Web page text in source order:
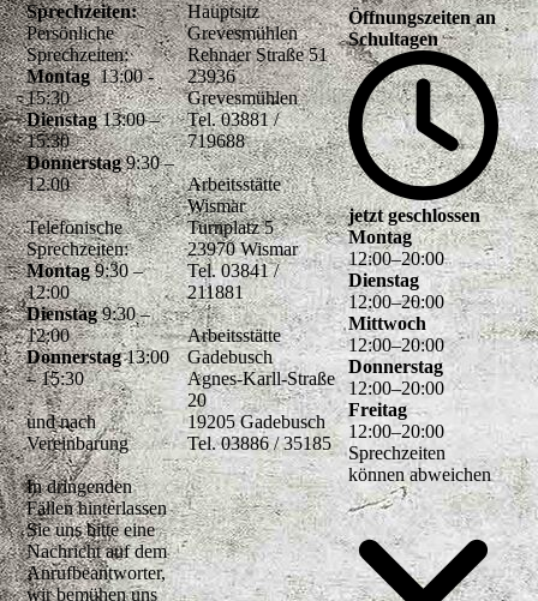
Sprechzeiten:
Persönliche
Sprechzeiten:
Montag13:00 -
15:30
Dienstag13:00 –
15:30
Donnerstag9:30 –
12.00
Telefonische
Sprechzeiten:
Montag9:30 –
12:00
Dienstag9:30 –
12:00
Donnerstag13:00
– 15:30
und nach
Vereinbarung
In dringenden
Fällen hinterlassen
Sie uns bitte eine
Nachricht auf dem
Anrufbeantworter,
wir bemühen uns
Hauptsitz
Grevesmühlen
Rehnaer Straße 51
23936
Grevesmühlen
Tel. 03881 /
719688
Arbeitsstätte
Wismar
Turnplatz 5
23970 Wismar
Tel. 03841 /
211881
Arbeitsstätte
Gadebusch
Agnes-Karll-Straße
20
19205 Gadebusch
Tel. 03886 / 35185
Öffnungszeiten an
Schultagen
jetzt geschlossen
Montag
12:00–20:00
Dienstag
12:00–20:00
Mittwoch
12:00–20:00
Donnerstag
12:00–20:00
Freitag
12:00–20:00
Sprechzeiten
können abweichen